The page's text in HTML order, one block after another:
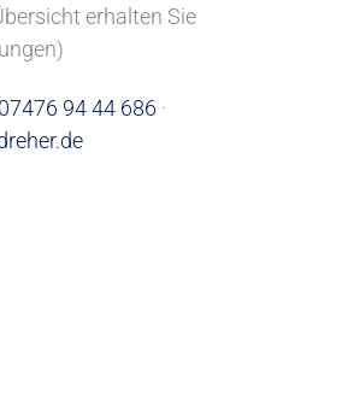
erhalten Sie
07476 94 44 686 ·